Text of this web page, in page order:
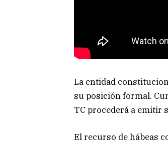
La entidad
su posición formal.
TC procederá a emitir
El recurso de hábeas